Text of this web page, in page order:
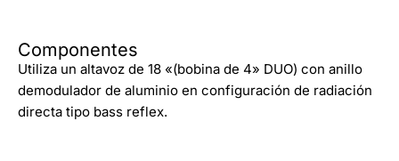
Componentes
Utiliza un altavoz de 18 «(bobina de 4» DUO) con anillo
demodulador de aluminio en configuración de radiación
directa tipo bass reflex.